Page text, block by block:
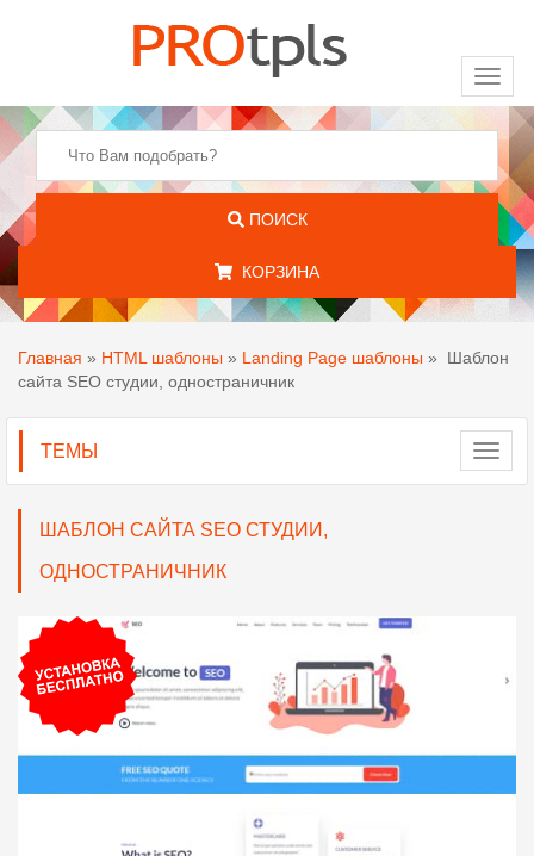
ПОИСК
КОРЗИНА
Главная » HTML шаблоны » Landing Page шаблоны »
Шаблон
сайта SEO студии, одностраничник
ТЕМЫ
ШАБЛОН САЙТА SEO СТУДИИ,
ОДНОСТРАНИЧНИК